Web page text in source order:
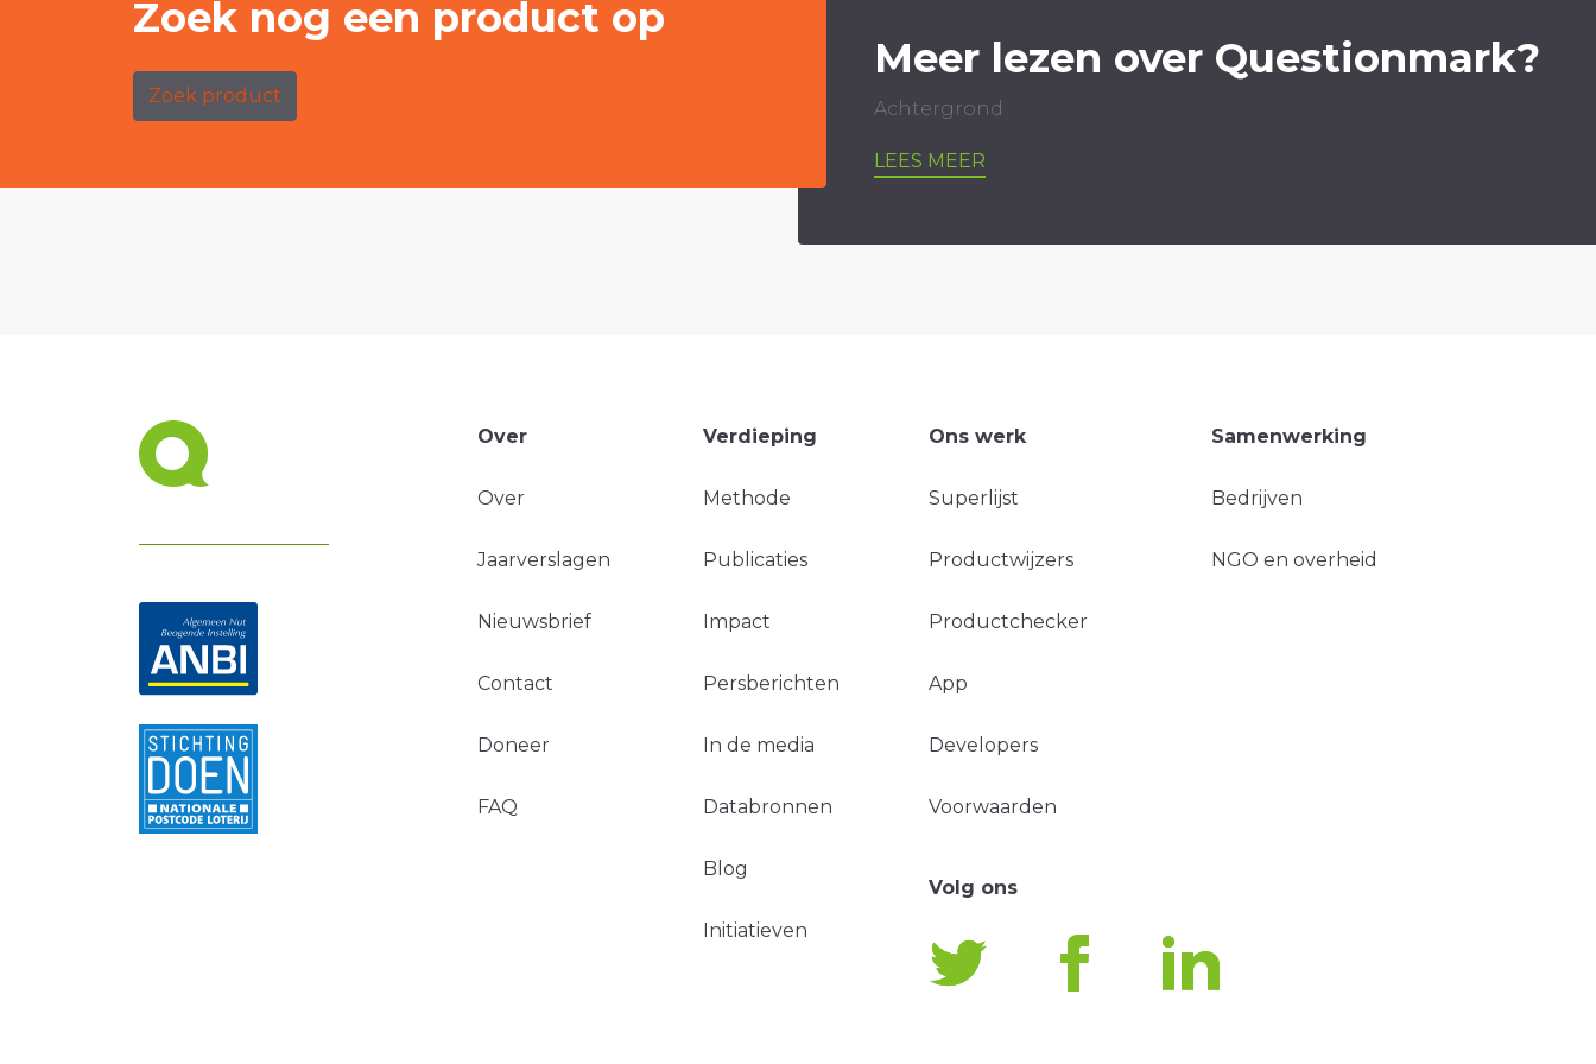
Zoek nog een product op
Zoek product
Meer lezen over Questionmark?
Achtergrond
LEES MEER
Over
Over
Jaarverslagen
Nieuwsbrief
Contact
Doneer
FAQ
Verdieping
Methode
Publicaties
Impact
Persberichten
In de media
Databronnen
Blog
Initiatieven
Ons werk
Superlijst
Productwijzers
Productchecker
App
Developers
Voorwaarden
Samenwerking
Bedrijven
NGO en overheid
Volg ons